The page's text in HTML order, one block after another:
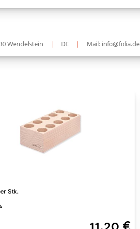
Wendelstein | DE | Mail: info@folia.de
Stk.